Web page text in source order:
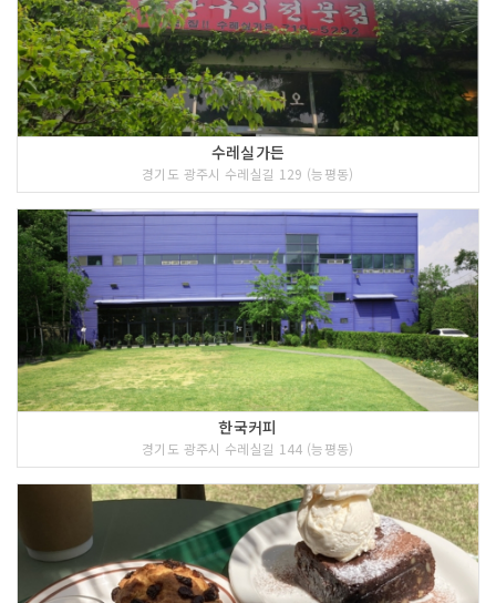
수레실가든
경기도 광주시 수레실길 129 (능평동)
한국커피
경기도 광주시 수레실길 144 (능평동)